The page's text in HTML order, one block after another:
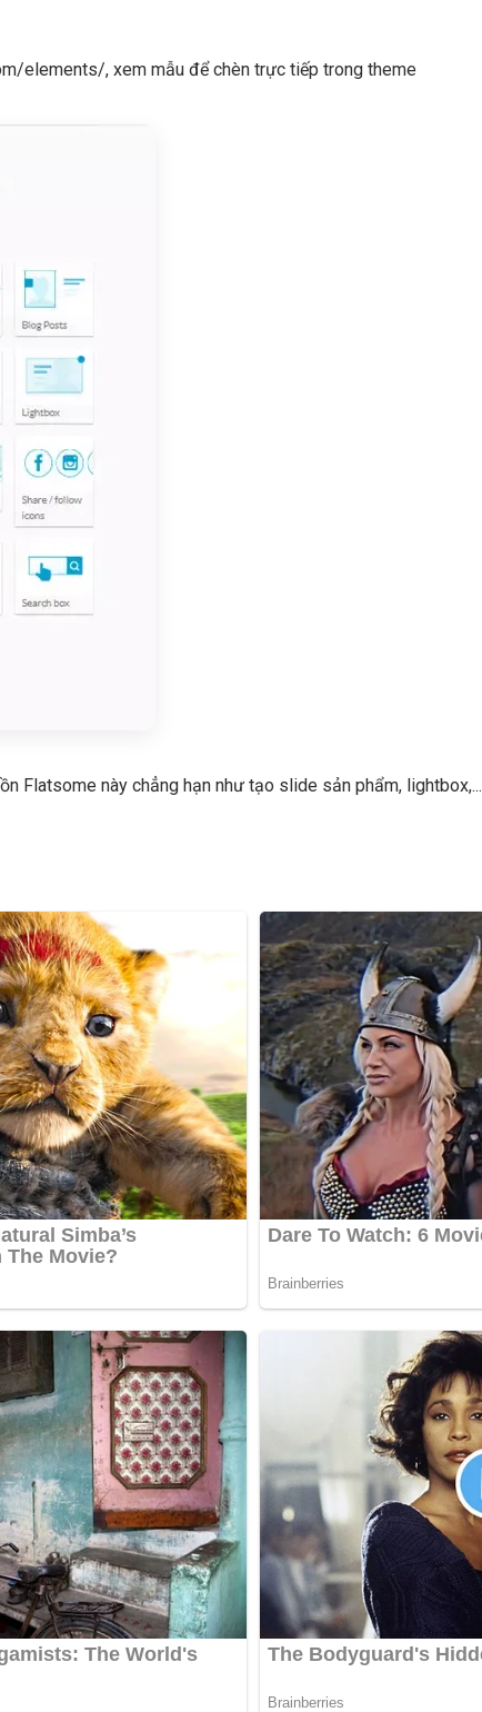
elements/, xem mẫu để chèn trực tiếp trong theme
Flatsome này chẳng hạn như tạo slide sản phẩm, lightbox,...